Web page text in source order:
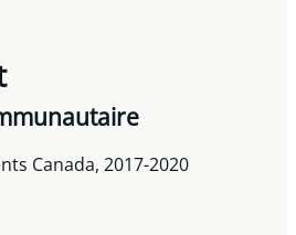
Canada, 2017-2020